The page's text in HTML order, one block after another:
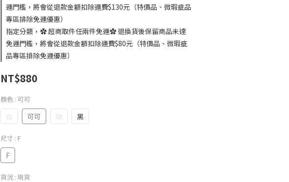
運門檻，將會從退款金額扣除運費$130元（特價品、微瑕疵品
專區排除免運優惠）
指定分類，✿ 超商取件任兩件免運✿ 退換貨後保留商品未達
免運門檻，將會從退款金額扣除運費$80元（特價品、微瑕疵
品專區排除免運優惠）
NT$880
顏色 : 可可
白 可可 咖 黑
尺寸 : F
F
貨況 : 現貨